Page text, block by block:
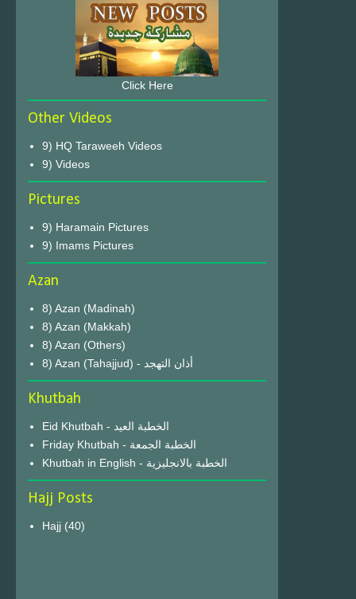
Click Here
Other Videos
9) HQ Taraweeh Videos
9) Videos
Pictures
9) Haramain Pictures
9) Imams Pictures
Azan
8) Azan (Madinah)
8) Azan (Makkah)
8) Azan (Others)
8) Azan (Tahajjud) - أذان التهجد
Khutbah
Eid Khutbah - الخطبة العيد
Friday Khutbah - الخطبة الجمعة
Khutbah in English - الخطبة بالانجليزية
Hajj Posts
Hajj (40)